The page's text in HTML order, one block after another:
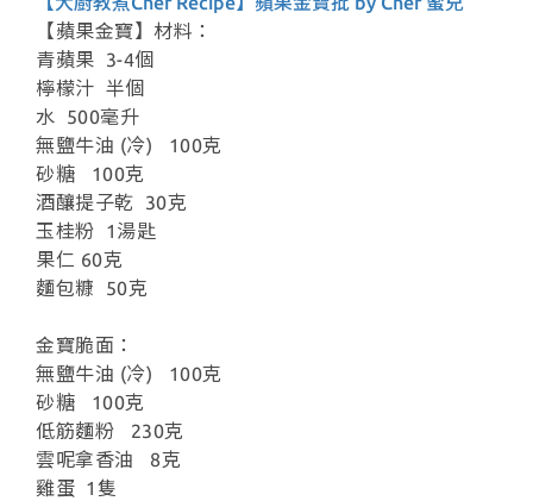
【蘋果金寶】材料：
青蘋果 3-4個
檸檬汁 半個
水 500毫升
無鹽牛油 (冷) 100克
砂糖 100克
酒釀提子乾 30克
玉桂粉 1湯匙
果仁 60克
麵包糠 50克
金寶脆面：
無鹽牛油 (冷) 100克
砂糖 100克
低筋麵粉 230克
雲呢拿香油 8克
雞蛋 1隻